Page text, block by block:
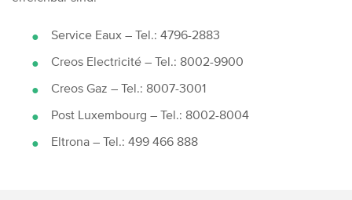
Service Eaux – Tel.: 4796-2883
Creos Electricité – Tel.: 8002-9900
Creos Gaz – Tel.: 8007-3001
Post Luxembourg – Tel.: 8002-8004
Eltrona – Tel.: 499 466 888